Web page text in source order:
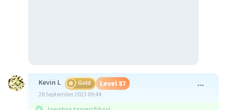
Kevin L Gold Level 87
28 September 2023 09:44